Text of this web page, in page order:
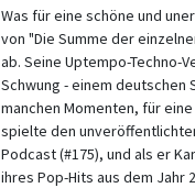
Was für eine schöne und
von "Die Summe der
ab. Seine Uptempo-Techno-
Schwung - einem deutschen
manchen Momenten, für
spielte den
Podcast (#175), und als er
ihres Pop-Hits aus dem Jahr